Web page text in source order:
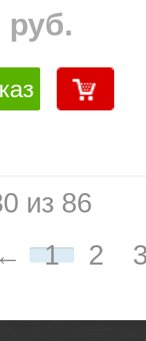
руб.
из 86
← 1 2